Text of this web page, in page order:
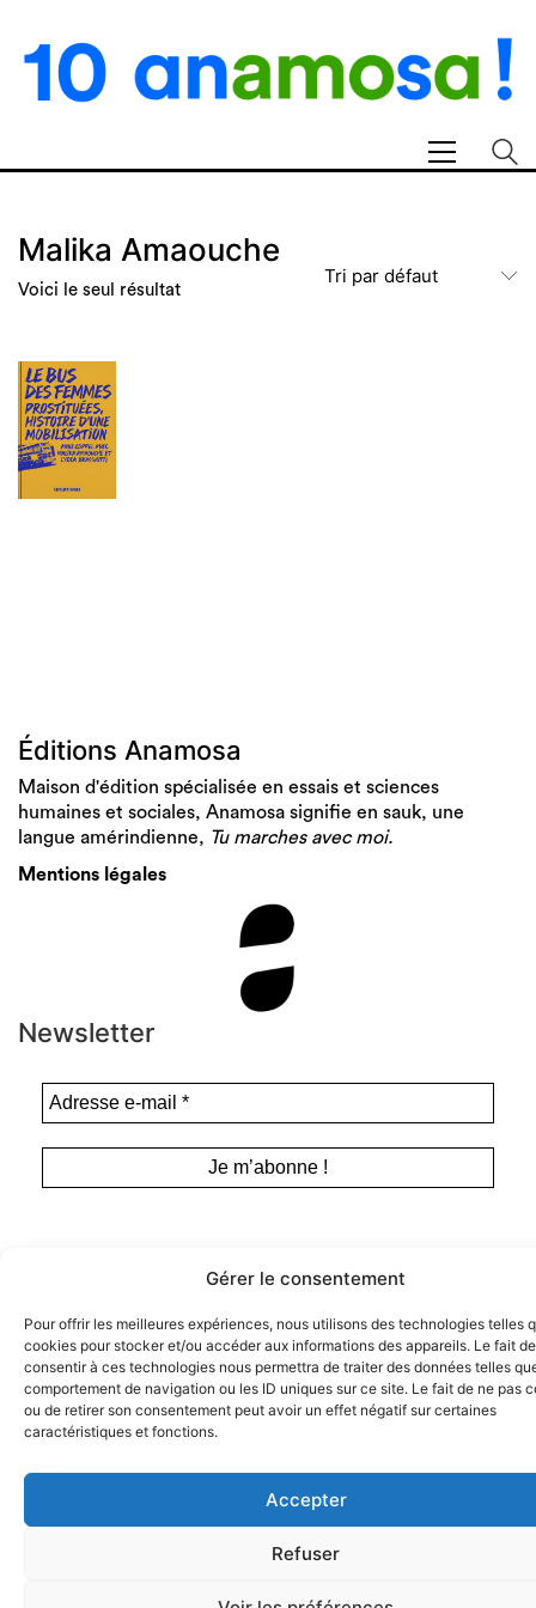
Gérer le consentement
Pour offrir les meilleures expériences, nous utilisons des technologies telles
cookies pour stocker et/ou accéder aux informations des appareils. Le fait de
consentir à ces technologies nous permettra de traiter des données telles
comportement de navigation ou les ID uniques sur ce site. Le fait de ne pas
ou de retirer son consentement peut avoir un effet négatif sur certaines
caractéristiques et fonctions.
Accepter
Refuser
Malika Amaouche
Voici le seul résultat
Tri par défaut
Éditions Anamosa
Maison d'édition spécialisée en essais et sciences
humaines et sociales, Anamosa signifie en sauk, une
langue amérindienne, Tu marches avec moi.
Mentions légales
Newsletter
Instagram
Facebook
Twitter X
Tous droits de représentation, de
reproduction et d’adaptation réservés. ©
Anamosa, 2022.